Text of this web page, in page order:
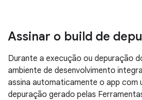
Assinar o build de
Durante a execução ou depuração
ambiente de desenvolvimento
assina automaticamente o app com
depuração gerado pelas